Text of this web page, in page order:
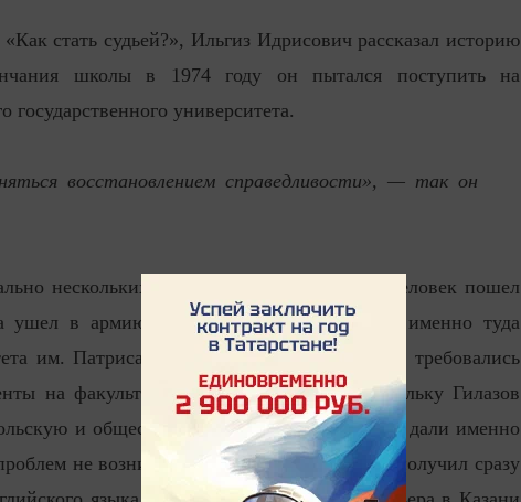
стать судьей?», Ильгиз Идрисович рассказал историю
школы в 1974 году он пытался поступить на
государственного университета.
восстановлением справедливости», — так он
нескольких баллов. Поэтому молодой человек пошел
ушел в армию. Служил в Подмосковье, и именно туда
им. Патриса Лумумбы. Московскому вузу требовались
на факультет экономики и права. Поскольку Гилазов
и общественную работу, направление дали именно
не возникло и по окончании вуза он получил сразу